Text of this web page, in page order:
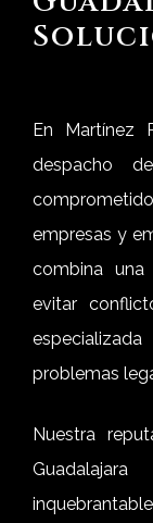
En Martínez
despacho
empresas y
combina una
evitar
problemas
Nuestra